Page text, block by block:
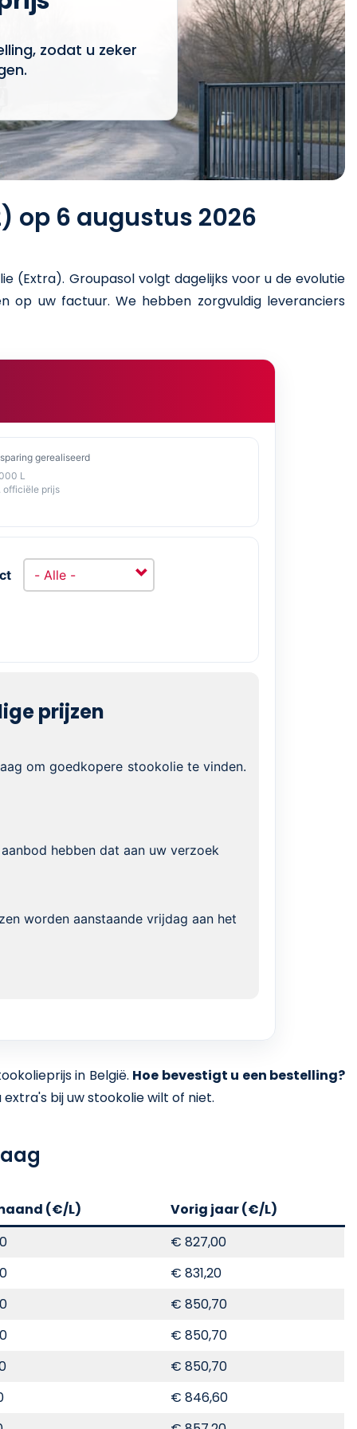
zodat u zeker
op 6 augustus 2026
(Extra). Groupasol volgt dagelijks voor u de evolutie
op uw factuur. We hebben zorgvuldig leveranciers
gerealiseerd
L
officiële prijs
prijzen
om goedkopere stookolie te vinden.
hebben dat aan uw verzoek
worden aanstaande vrijdag aan het
in België. Hoe bevestigt u een bestelling?
bij uw stookolie wilt of niet.
(€/L)
Vorig jaar (€/L)
€ 827,00
€ 831,20
€ 850,70
€ 850,70
€ 850,70
€ 846,60